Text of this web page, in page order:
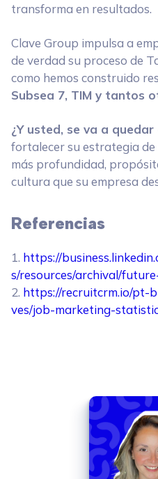
transforma en resultados.
Clave Group impulsa a
de verdad su proceso de
como hemos construido
Subsea 7, TIM y tantos
¿Y usted, se va a quedar
fortalecer su estrategia
más profundidad,
cultura que su empresa
Referencias
1. https://
s/resources/archival/
2. https://recruitcrm.io/pt-
ves/job-marketing-